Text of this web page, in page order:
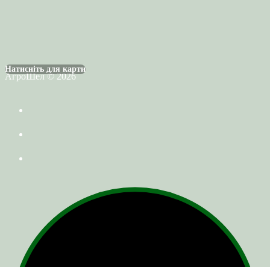
Натисніть для карти
АгроШел © 2026